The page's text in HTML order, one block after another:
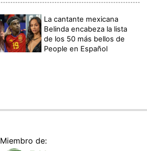
La cantante mexicana
Belinda encabeza la lista
de los 50 más bellos de
People en Español
Miembro de: